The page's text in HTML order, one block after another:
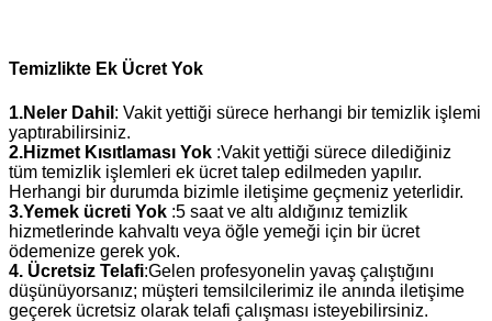
Temizlikte Ek Ücret Yok
1.Neler Dahil : Vakit yettiği sürece herhangi bir temizlik işlemi
yaptırabilirsiniz.
2.Hizmet Kısıtlaması Yok :Vakit yettiği sürece dilediğiniz
tüm temizlik işlemleri ek ücret talep edilmeden yapılır.
Herhangi bir durumda bizimle iletişime geçmeniz yeterlidir.
3.Yemek ücreti Yok :5 saat ve altı aldığınız temizlik
hizmetlerinde kahvaltı veya öğle yemeği için bir ücret
ödemenize gerek yok.
4. Ücretsiz Telafi:Gelen profesyonelin yavaş çalıştığını
düşünüyorsanız; müşteri temsilcilerimiz ile anında iletişime
geçerek ücretsiz olarak telafi çalışması isteyebilirsiniz.